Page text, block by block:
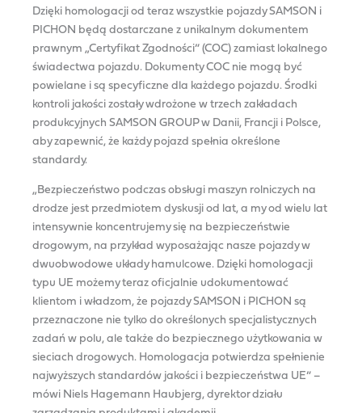
Dzięki homologacji od teraz wszystkie pojazdy SAMSON i
PICHON będą dostarczane z unikalnym dokumentem
prawnym „Certyfikat Zgodności” (COC) zamiast lokalnego
świadectwa pojazdu. Dokumenty COC nie mogą być
powielane i są specyficzne dla każdego pojazdu. Środki
kontroli jakości zostały wdrożone w trzech zakładach
produkcyjnych SAMSON GROUP w Danii, Francji i Polsce,
aby zapewnić, że każdy pojazd spełnia określone
standardy.
„Bezpieczeństwo podczas obsługi maszyn rolniczych na
drodze jest przedmiotem dyskusji od lat, a my od wielu lat
intensywnie koncentrujemy się na bezpieczeństwie
drogowym, na przykład wyposażając nasze pojazdy w
dwuobwodowe układy hamulcowe. Dzięki homologacji
typu UE możemy teraz oficjalnie udokumentować
klientom i władzom, że pojazdy SAMSON i PICHON są
przeznaczone nie tylko do określonych specjalistycznych
zadań w polu, ale także do bezpiecznego użytkowania w
sieciach drogowych. Homologacja potwierdza spełnienie
najwyższych standardów jakości i bezpieczeństwa UE” –
mówi Niels Hagemann Haubjerg, dyrektor działu